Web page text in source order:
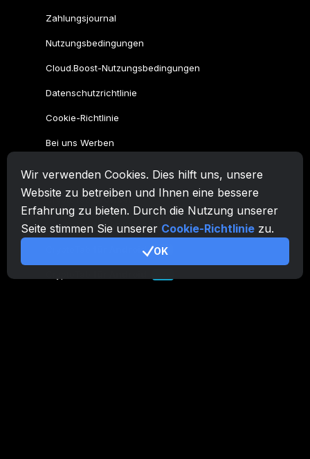
Wir verwenden Cookies. Dies hilft uns, unsere
Website zu betreiben und Ihnen eine bessere
Erfahrung zu bieten. Durch die Nutzung unserer
Seite stimmen Sie unserer Cookie-Richtlinie zu.
OK
Zahlungsjournal
Nutzungsbedingungen
Cloud.Boost-Nutzungsbedingungen
Datenschutzrichtlinie
Cookie-Richtlinie
Bei uns Werben
CryptoTab-Familie
CryptoTabBrowser
CryptoTab für Android MAX
für Android PRO